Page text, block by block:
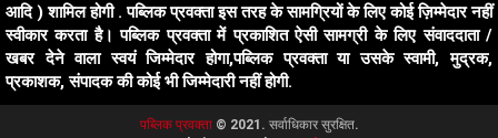
आदि ) शामिल होगी . पब्लिक प्रवक्ता इस तरह के सामग्रियों के लिए कोई ज़िम्मेदार नहीं
स्वीकार करता है। पब्लिक प्रवक्ता में प्रकाशित ऐसी सामग्री के लिए संवाददाता /
खबर देने वाला स्वयं जिम्मेदार होगा,पब्लिक प्रवक्ता या उसके स्वामी, मुद्रक,
प्रकाशक, संपादक की कोई भी जिम्मेदारी नहीं होगी.
पब्लिक प्रवक्ता © 2021. सर्वाधिकार सुरक्षित.